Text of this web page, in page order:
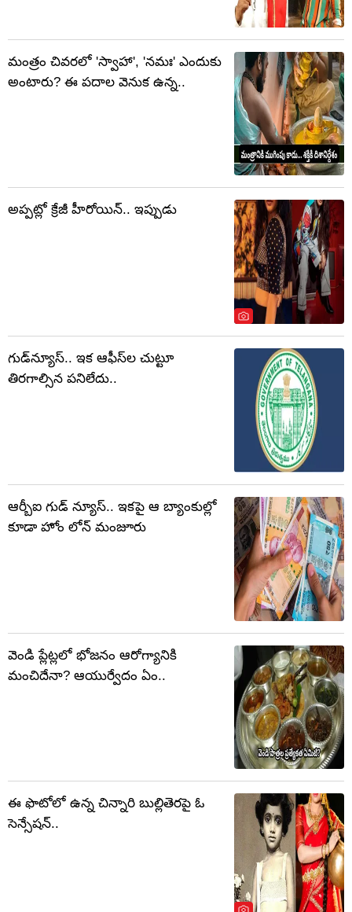
మంత్రం చివరలో 'స్వాహా', 'నమః' ఎందుకు
అంటారు? ఈ పదాల వెనుక ఉన్న..
అప్పట్లో క్రేజీ హీరోయిన్.. ఇప్పుడు
గుడ్‌న్యూస్.. ఇక ఆఫీస్‌ల చుట్టూ
తిరగాల్సిన పనిలేదు..
ఆర్బీఐ గుడ్ న్యూస్.. ఇకపై ఆ బ్యాంకుల్లో
కూడా హోం లోన్ మంజూరు
వెండి ప్లేట్లలో భోజనం ఆరోగ్యానికి
మంచిదేనా? ఆయుర్వేదం ఏం..
ఈ ఫొటోలో ఉన్న చిన్నారి బుల్లితెరపై ఓ
సెన్సేషన్..